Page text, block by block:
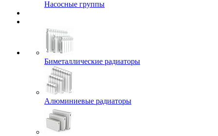
Насосные группы
Биметаллические радиаторы
Алюминиевые радиаторы